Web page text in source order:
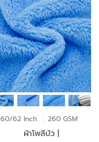
60/62 Inch 260 GSM
ผ้าโพลีบัว |